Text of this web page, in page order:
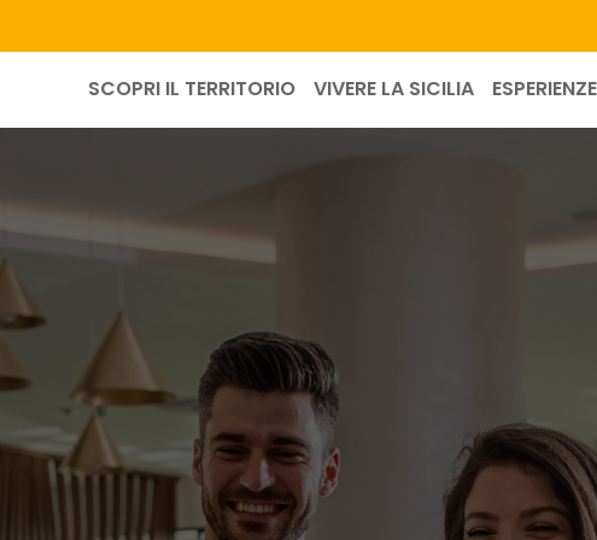
SCOPRI IL TERRITORIO VIVERE LA SICILIA